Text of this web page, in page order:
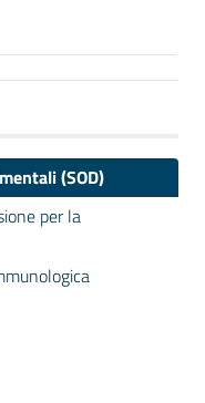
(SOD)
per la